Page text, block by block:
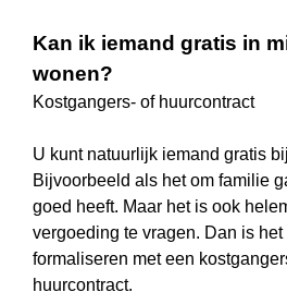
Kan ik iemand gratis in
wonen?
Kostgangers- of huurcontract
U kunt natuurlijk iemand gratis
Bijvoorbeeld als het om familie
goed heeft. Maar het is ook
vergoeding te vragen. Dan is
formaliseren met een
huurcontract.